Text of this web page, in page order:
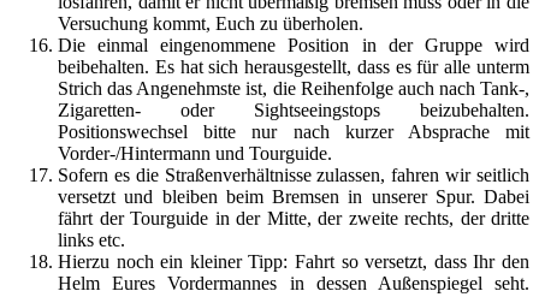
Versuchung kommt, Euch zu überholen.
Die einmal eingenommene Position in der Gruppe wird
beibehalten. Es hat sich herausgestellt, dass es für alle unterm
Strich das Angenehmste ist, die Reihenfolge auch nach Tank-,
Zigaretten- oder Sightseeingstops beizubehalten.
Positionswechsel bitte nur nach kurzer Absprache mit
Vorder-/Hintermann und Tourguide.
Sofern es die Straßenverhältnisse zulassen, fahren wir seitlich
versetzt und bleiben beim Bremsen in unserer Spur. Dabei
fährt der Tourguide in der Mitte, der zweite rechts, der dritte
links etc.
Hierzu noch ein kleiner Tipp: Fahrt so versetzt, dass Ihr den
Helm Eures Vordermannes in dessen Außenspiegel seht.